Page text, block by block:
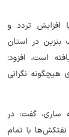
افزایش تردد و
در استان
افزایش یافته است، افزود:
هیچگونه نگرانی
ساری، گفت: در
نفتکش‌ها با تمام